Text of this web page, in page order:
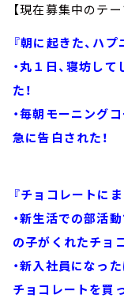
【現在募集中のテー
『朝に起きた、ハ
・丸１日、寝坊し
た！
・毎朝モーニング
急に告白された！
『チョコレートに
・新生活での部活
の子がくれたチョ
・新入社員になっ
チョコレートを買